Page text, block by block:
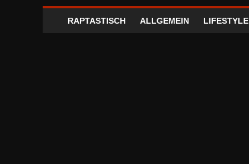
RAPTASTISCH ALLGEMEIN LIFESTYLE